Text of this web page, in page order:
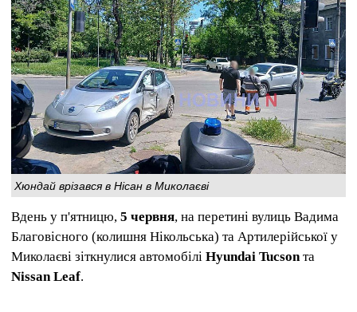
Хюндай врізався в Нісан в Миколаєві
Вдень у п'ятницю, 5 червня, на перетині вулиць Вадима
Благовісного (колишня Нікольська) та Артилерійської у
Миколаєві зіткнулися автомобілі Hyundai Tucson та
Nissan Leaf.